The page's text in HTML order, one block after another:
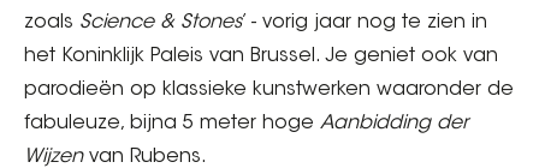
zoals Science & Stones’ - vorig jaar nog te zien in
het Koninklijk Paleis van Brussel. Je geniet ook van
parodieën op klassieke kunstwerken waaronder de
fabuleuze, bijna 5 meter hoge Aanbidding der
Wijzenvan Rubens.